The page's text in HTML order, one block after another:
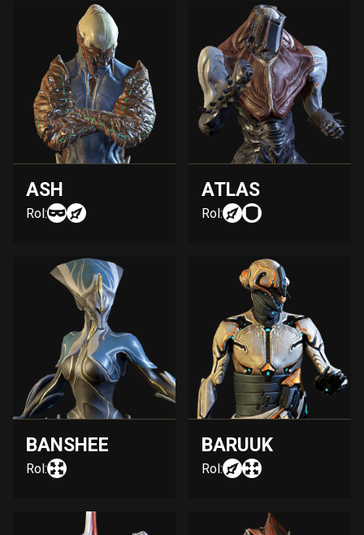
ASH
Rol:
ATLAS
Rol:
BANSHEE
Rol:
BARUUK
Rol: